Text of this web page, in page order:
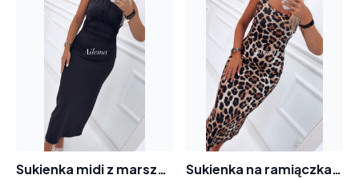
Sukienka midi z marszczeniem SK776 wiązana na szyi Sukienka na ramiączkach beżowa SK321 panterka